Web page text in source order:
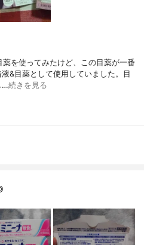
を使ってみたけど、この目薬が一番
&目薬として使用していました。目
…続きを見る